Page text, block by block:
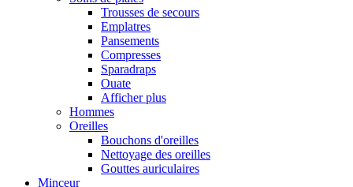
Trousses de secours
Emplatres
Pansements
Compresses
Sparadraps
Ouate
Afficher plus
Hommes
Oreilles
Bouchons d'oreilles
Nettoyage des oreilles
Gouttes auriculaires
Minceur